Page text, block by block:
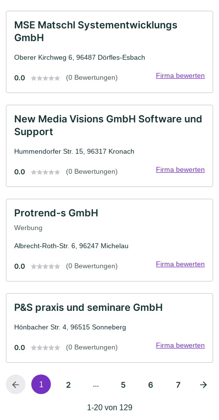
MSE Matschl Systementwicklungs
GmbH
Oberer Kirchweg 6, 96487 Dörfles-Esbach
0.0 (0 Bewertungen) Firma bewerten
New Media Visions GmbH Software und
Support
Hummendorfer Str. 15, 96317 Kronach
0.0 (0 Bewertungen) Firma bewerten
Protrend-s GmbH
Werbung
Albrecht-Roth-Str. 6, 96247 Michelau
0.0 (0 Bewertungen) Firma bewerten
P&S praxis und seminare GmbH
Hönbacher Str. 4, 96515 Sonneberg
0.0 (0 Bewertungen) Firma bewerten
1 2 ... 5 6 7
1-20 von 129